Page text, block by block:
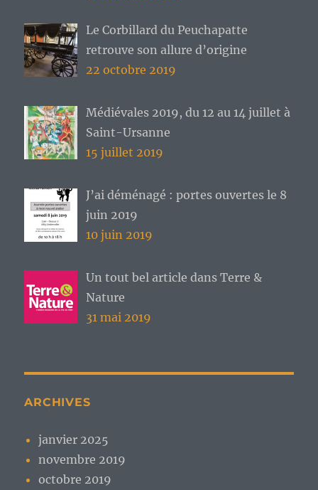
Le Corbillard du Peuchapatte
retrouve son allure d’origine
22 octobre 2019
Médiévales 2019, du 12 au 14 juillet à
Saint-Ursanne
15 juillet 2019
J’ai déménagé : portes ouvertes le 8
juin 2019
10 juin 2019
Un tout bel article dans Terre &
Nature
31 mai 2019
ARCHIVES
janvier 2025
novembre 2019
octobre 2019